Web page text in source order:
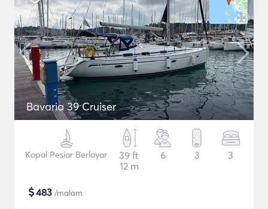
Bavaria 39 Cruiser
Kapal Pesiar Berlayar
39 ft
12 m
6 3 3
$483 /malam